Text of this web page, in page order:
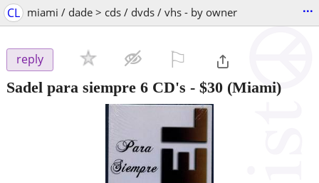
CL miami / dade > cds / dvds / vhs - by owner ...
reply
Sadel para siempre 6 CD's - $30 (Miami)